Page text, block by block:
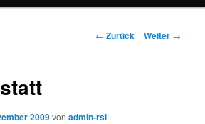
Beitrags-
← Zurück Weiter →
2009vonadmin-rsl